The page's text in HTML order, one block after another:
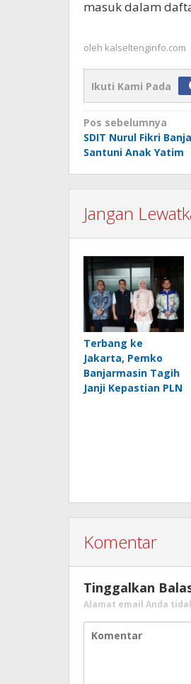
masuk dalam
oleh kalseltenginfo.com
Ikuti Kami Pada
Navigasi
pos
Pos sebelumnya
SDIT Nurul Fikri
Santuni Anak Yatim
Jangan
Terbang ke
Jakarta, Pemko
Banjarmasin Tagih
Janji Kepastian PLN
Komentar
Tinggalkan
Alamat email Anda